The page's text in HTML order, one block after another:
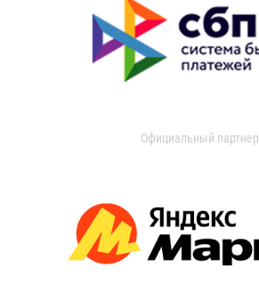
Официальный партнер